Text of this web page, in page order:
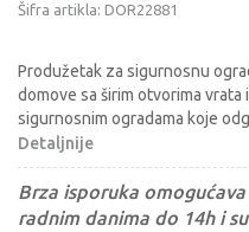
Šifra artikla: DOR22881
Produžetak za sigurnosnu
domove sa širim otvorima
sigurnosnim ogradama koje
Detaljnije
Brza isporuka
radnim danima do 14h i